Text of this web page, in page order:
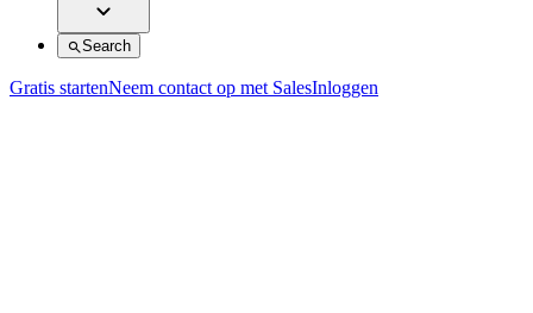
Search
Gratis startenNeem contact op met SalesInloggen